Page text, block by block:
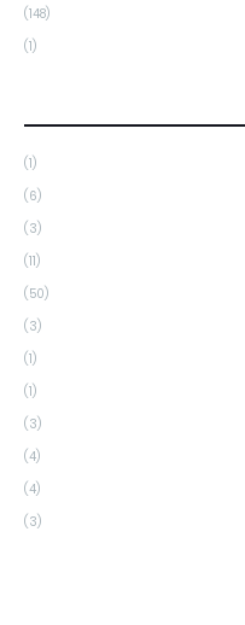
(148)
(1)
(1)
(6)
(3)
(11)
(50)
(3)
(1)
(1)
(3)
(4)
(4)
(3)